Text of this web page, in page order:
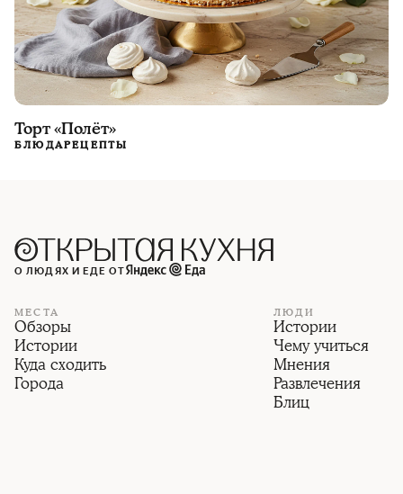
Торт «Полёт»
БЛЮДАРЕЦЕПТЫ
О ЛЮДЯХ И ЕДЕ ОТ
МЕСТА
Обзоры
Истории
Куда сходить
Города
ЛЮДИ
Истории
Чему учиться
Мнения
Развлечения
Блиц